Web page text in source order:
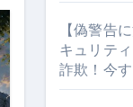
トレ #美容 #健
【偽警告
キュリテ
詐欺！今